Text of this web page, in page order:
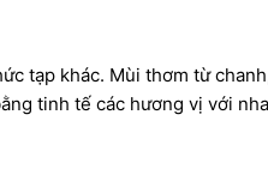
tạp khác. Mùi thơm từ
tinh tế các hương vị với